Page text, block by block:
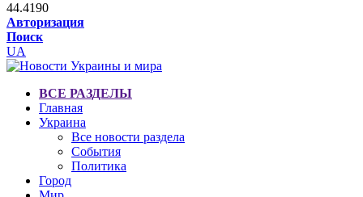
44.4190
Авторизация
Поиск
UA
ВСЕ РАЗДЕЛЫ
Главная
Украина
Все новости раздела
События
Политика
Город